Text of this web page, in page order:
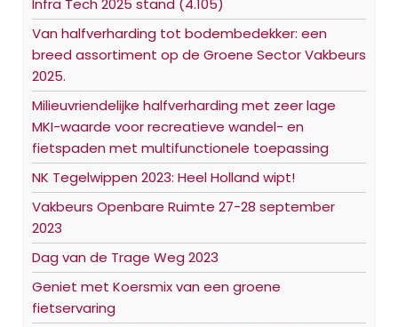
Infra Tech 2025 stand (4.105)
Van halfverharding tot bodembedekker: een
breed assortiment op de Groene Sector Vakbeurs
2025.
Milieuvriendelijke halfverharding met zeer lage
MKI-waarde voor recreatieve wandel- en
fietspaden met multifunctionele toepassing
NK Tegelwippen 2023: Heel Holland wipt!
Vakbeurs Openbare Ruimte 27-28 september
2023
Dag van de Trage Weg 2023
Geniet met Koersmix van een groene
fietservaring